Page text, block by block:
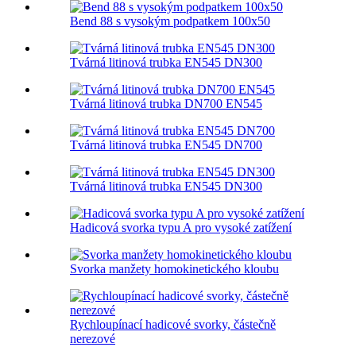
Bend 88 s vysokým podpatkem 100x50
Tvárná litinová trubka EN545 DN300
Tvárná litinová trubka DN700 EN545
Tvárná litinová trubka EN545 DN700
Tvárná litinová trubka EN545 DN300
Hadicová svorka typu A pro vysoké zatížení
Svorka manžety homokinetického kloubu
Rychloupínací hadicové svorky, částečně
nerezové